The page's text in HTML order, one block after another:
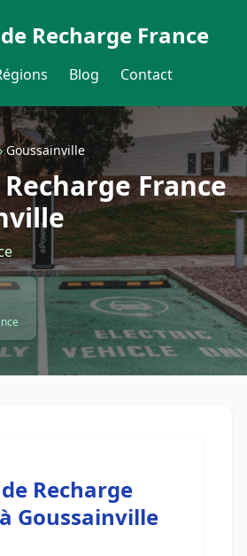
Recharge France
Blog Contact
Goussainville
France
Recharge
Goussainville